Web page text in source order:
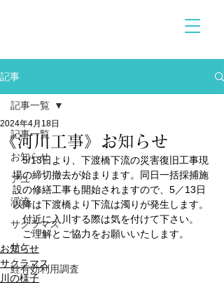
記事
記事一覧
お知らせ
アユ
渓流
サクラマス
サケ
鮭有効利用調査
記事一覧
《河川工事》お知らせ
2024年4月18日
5/13日より、下渡橋下流の災害復旧工事現
場の締切撤去が始まります。同日一括採捕施
設の修繕工事も開始されますので、5／13日
以降は下渡橋より下流は濁りが発生します。
付近に入川する際は気を付けて下さい。
ご理解とご協力をお願いいたします。
お知らせ
サクラマス
川の様子